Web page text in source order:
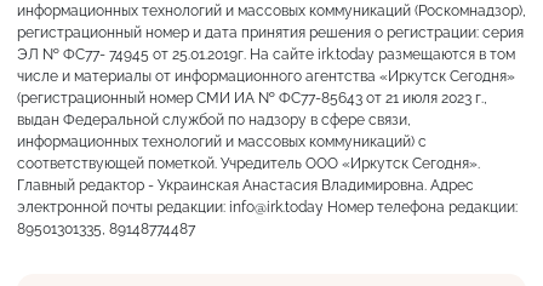
информационных технологий и массовых коммуникаций (Роскомнадзор),
регистрационный номер и дата принятия решения о регистрации: серия
ЭЛ № ФС77- 74945 от 25.01.2019г. На сайте irk.today размещаются в том
числе и материалы от информационного агентства «Иркутск Сегодня»
(регистрационный номер СМИ ИА № ФС77-85643 от 21 июля 2023 г.,
выдан Федеральной службой по надзору в сфере связи,
информационных технологий и массовых коммуникаций) с
соответствующей пометкой. Учредитель ООО «Иркутск Сегодня».
Главный редактор - Украинская Анастасия Владимировна. Адрес
электронной почты редакции: info@irk.today Номер телефона редакции:
89501301335, 89148774487